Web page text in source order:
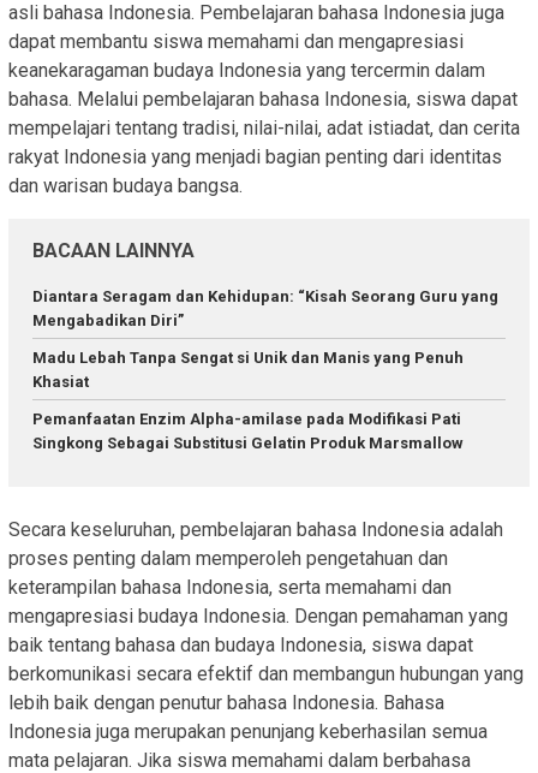
asli bahasa Indonesia. Pembelajaran bahasa Indonesia juga
dapat membantu siswa memahami dan mengapresiasi
keanekaragaman budaya Indonesia yang tercermin dalam
bahasa. Melalui pembelajaran bahasa Indonesia, siswa dapat
mempelajari tentang tradisi, nilai-nilai, adat istiadat, dan cerita
rakyat Indonesia yang menjadi bagian penting dari identitas
dan warisan budaya bangsa.
BACAAN LAINNYA
Diantara Seragam dan Kehidupan: “Kisah Seorang Guru yang
Mengabadikan Diri”
Madu Lebah Tanpa Sengat si Unik dan Manis yang Penuh
Khasiat
Pemanfaatan Enzim Αlpha-amilase pada Modifikasi Pati
Singkong Sebagai Substitusi Gelatin Produk Marsmallow
Secara keseluruhan, pembelajaran bahasa Indonesia adalah
proses penting dalam memperoleh pengetahuan dan
keterampilan bahasa Indonesia, serta memahami dan
mengapresiasi budaya Indonesia. Dengan pemahaman yang
baik tentang bahasa dan budaya Indonesia, siswa dapat
berkomunikasi secara efektif dan membangun hubungan yang
lebih baik dengan penutur bahasa Indonesia. Bahasa
Indonesia juga merupakan penunjang keberhasilan semua
mata pelajaran. Jika siswa memahami dalam berbahasa